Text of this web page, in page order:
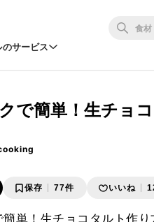
サービス
で簡単！生チョ
保存 77件 いいね
単！生チョコタルト作